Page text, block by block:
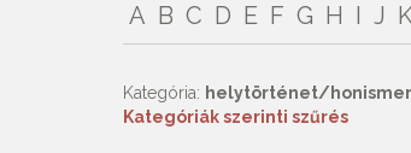
A B C D E F G H I J
Kategória: helytörténet/
Kategóriák szerinti szűrés